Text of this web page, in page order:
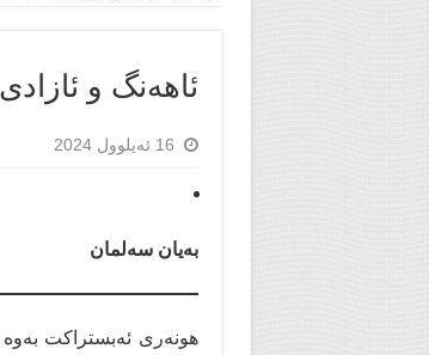
ئاهەنگ و
16 ئەیلوول 2024
بەیان سەلمان
هونەری ئەبستراکت بەوە